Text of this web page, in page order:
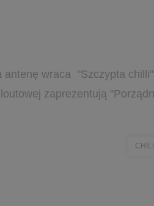
wraca "Szczypta
zaprezentują